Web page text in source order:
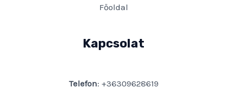
Főoldal
Kapcsolat
Telefon: +36309628619